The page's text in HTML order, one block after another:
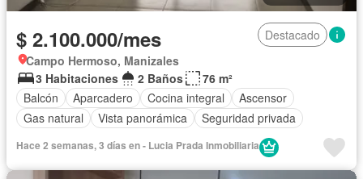
$ 2.100.000/mes
Destacado
Campo Hermoso, Manizales
3 Habitaciones
2 Baños
76 m²
Balcón
Aparcadero Cocina integral
Ascensor
Gas natural
Vista panorámica Seguridad privada
Hace 2 semanas, 3 días en - Lucia Prada Inmobiliaria